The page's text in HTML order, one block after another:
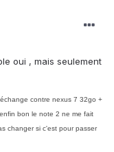
oui , mais seulement
contre nexus 7 32go +
bon le note 2 ne me fait
changer si c'est pour passer